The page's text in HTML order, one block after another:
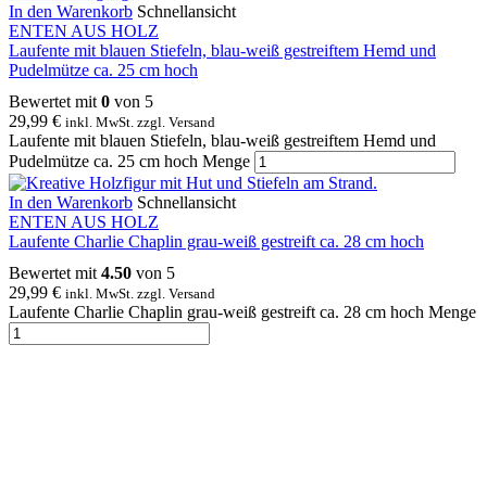
In den Warenkorb Schnellansicht
ENTEN AUS HOLZ
Laufente mit blauen Stiefeln, blau-weiß gestreiftem Hemd und
Pudelmütze ca. 25 cm hoch
Bewertet mit 0 von 5
29,99 € inkl. MwSt. zzgl. Versand
Laufente mit blauen Stiefeln, blau-weiß gestreiftem Hemd und
Pudelmütze ca. 25 cm hoch Menge
In den Warenkorb Schnellansicht
ENTEN AUS HOLZ
Laufente Charlie Chaplin grau-weiß gestreift ca. 28 cm hoch
Bewertet mit 4.50 von 5
29,99 € inkl. MwSt. zzgl. Versand
Laufente Charlie Chaplin grau-weiß gestreift ca. 28 cm hoch Menge